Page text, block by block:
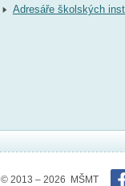
Adresáře školských
© 2013 – 2026 MŠMT